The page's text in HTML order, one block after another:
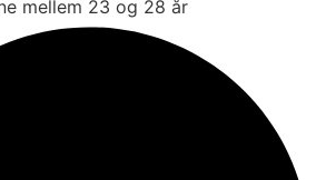
mellem 23 og 28 år